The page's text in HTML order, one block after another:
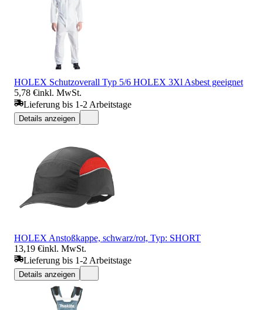
HOLEX Schutzoverall Typ 5/6 HOLEX 3Xl Asbest geeignet
5,78 €inkl. MwSt.
Lieferung bis 1-2 Arbeitstage
Details anzeigen
HOLEX Anstoßkappe, schwarz/rot, Typ: SHORT
13,19 €inkl. MwSt.
Lieferung bis 1-2 Arbeitstage
Details anzeigen